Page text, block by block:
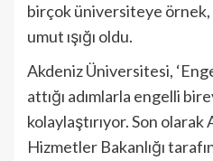
birçok üniversiteye
umut ışığı oldu.
Akdeniz Üniversitesi,
attığı adımlarla engelli
kolaylaştırıyor. Son olarak
Hizmetler Bakanlığı